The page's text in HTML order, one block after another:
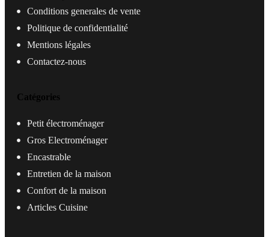
Conditions generales de vente
Politique de confidentialité
Mentions légales
Contactez-nous
Catégories
Petit électroménager
Gros Electroménager
Encastrable
Entretien de la maison
Confort de la maison
Articles Cuisine